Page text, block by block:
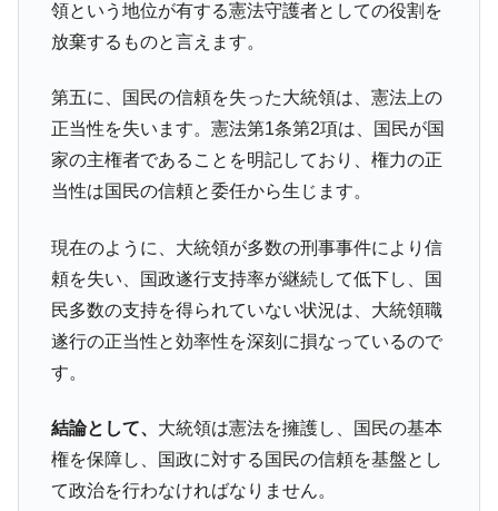
領という地位が有する憲法守護者としての役割を
放棄するものと言えます。
第五に、国民の信頼を失った大統領は、憲法上の
正当性を失います。憲法第1条第2項は、国民が国
家の主権者であることを明記しており、権力の正
当性は国民の信頼と委任から生じます。
現在のように、大統領が多数の刑事事件により信
頼を失い、国政遂行支持率が継続して低下し、国
民多数の支持を得られていない状況は、大統領職
遂行の正当性と効率性を深刻に損なっているので
す。
結論として、 大統領は憲法を擁護し、国民の基本
権を保障し、国政に対する国民の信頼を基盤とし
て政治を行わなければなりません。